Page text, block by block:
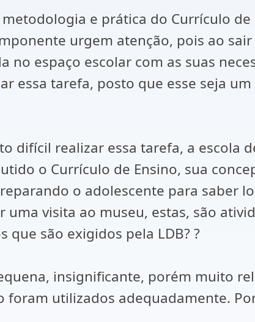
e prática do Currículo
urgem atenção, pois ao
no espaço escolar com as suas
essa tarefa, posto que esse seja
difícil realizar essa tarefa, a escola
o Currículo de Ensino, sua
o adolescente para saber
uma visita ao museu, estas, são
que são exigidos pela LDB? ?
insignificante, porém muito
foram utilizados adequadamente.